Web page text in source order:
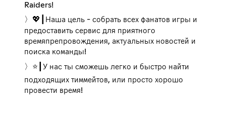
Raiders!
〉💖┃Наша цель - собрать всех фанатов игры и
предоставить сервис для приятного
времяпрепровождения, актуальных новостей и
поиска команды!
〉⭐┃У нас ты сможешь легко и быстро найти
подходящих тиммейтов, или просто хорошо
провести время!